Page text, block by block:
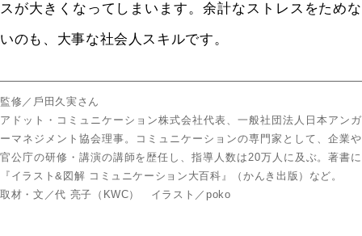
スが大きくなってしまいます。余計なストレスをためな
いのも、大事な社会人スキルです。
監修／⼾⽥久実さん
アドット・コミュニケーション株式会社代表、⼀般社団法⼈⽇本アンガ
ーマネジメント協会理事。コミュニケーションの専⾨家として、企業や
官公庁の研修・講演の講師を歴任し、指導⼈数は20万⼈に及ぶ。著書に
『イラスト&図解 コミュニケーション⼤百科』（かんき出版）など。
取材・⽂／代 亮⼦（KWC） イラスト／poko